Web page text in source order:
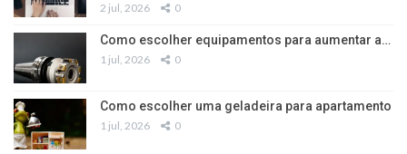
2 jul, 2026 0
Como escolher equipamentos para aumentar a…
1 jul, 2026 0
Como escolher uma geladeira para apartamento
1 jul, 2026 0